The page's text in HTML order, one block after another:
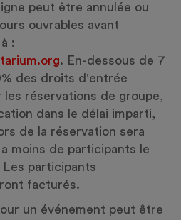
peut être annulée ou
ouvrables avant
:
. En-dessous de 7
des droits d'entrée
les réservations de groupe,
dans le délai imparti,
de la réservation sera
moins de participants le
participants
facturés.
un événement peut être